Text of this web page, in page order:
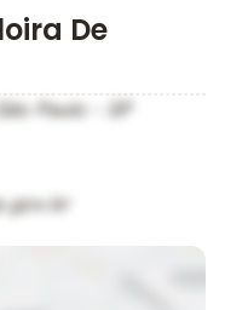
De
Paulo - SP